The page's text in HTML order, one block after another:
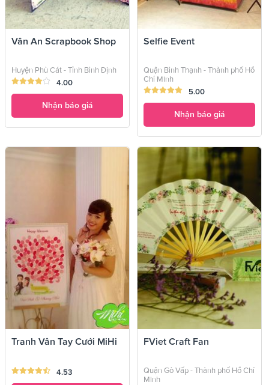
Vân An Scrapbook Shop
Huyện Phù Cát - Tỉnh Bình Định
4.00
Nhận báo giá
Selfie Event
Quận Bình Thạnh - Thành phố Hồ
Chí Minh
5.00
Nhận báo giá
Tranh Vân Tay Cưới MiHi
4.53
FViet Craft Fan
Quận Gò Vấp - Thành phố Hồ Chí
Minh